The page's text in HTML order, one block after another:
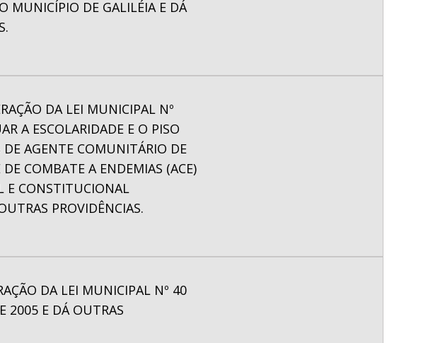
MUNICÍPIO DE GALILÉIA E DÁ
DA LEI MUNICIPAL Nº
A ESCOLARIDADE E O PISO
DE AGENTE COMUNITÁRIO DE
COMBATE A ENDEMIAS (ACE)
E CONSTITUCIONAL
PROVIDÊNCIAS.
DA LEI MUNICIPAL Nº 40
2005 E DÁ OUTRAS